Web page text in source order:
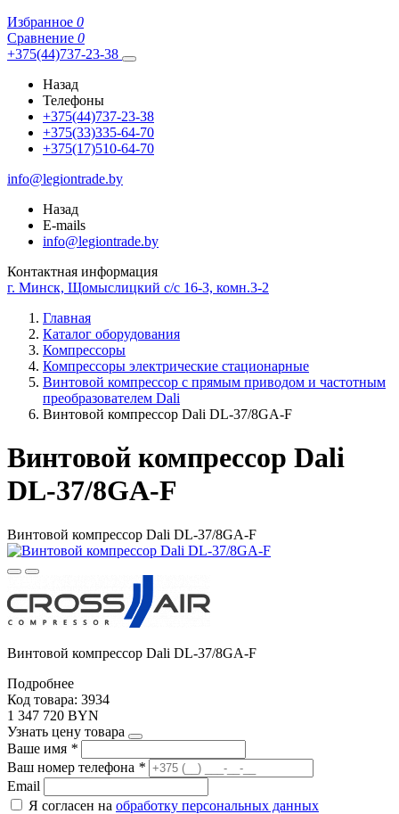
Избранное 0
Сравнение 0
+375(44)737-23-38
Назад
Телефоны
+375(44)737-23-38
+375(33)335-64-70
+375(17)510-64-70
info@legiontrade.by
Назад
E-mails
info@legiontrade.by
Контактная информация
г. Минск, Щомыслицкий с/с 16-3, комн.3-2
Главная
Каталог оборудования
Компрессоры
Компрессоры электрические стационарные
Винтовой компрессор с прямым приводом и частотным
преобразователем Dali
Винтовой компрессор Dali DL-37/8GA-F
Винтовой компрессор Dali
DL-37/8GA-F
Винтовой компрессор Dali DL-37/8GA-F
Винтовой компрессор Dali DL-37/8GA-F
Подробнее
Код товара: 3934
1 347 720 BYN
Узнать цену товара
Ваше имя *
Ваш номер телефона *
Email
Я согласен на обработку персональных данных